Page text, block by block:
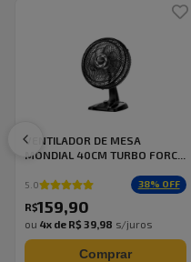
VENTILADOR DE MESA
MONDIAL 40CM TURBO FORC...
5.0 38% OFF
R$159,90
ou 4x de R$ 39,98 s/juros
Comprar